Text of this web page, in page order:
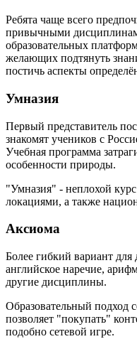
Ребята чаще всего
привычными
образовательных
желающих подтянуть
постичь аспекты
Умназия
Первый представитель
знакомят учеников с
Учебная программа
особенности природы.
"Умназия" - неплохой
локациями, а также
Аксиома
Более гибкий вариант
английское наречие,
другие дисциплины.
Образовательный подход
позволяет "покупать"
подобно сетевой игре.